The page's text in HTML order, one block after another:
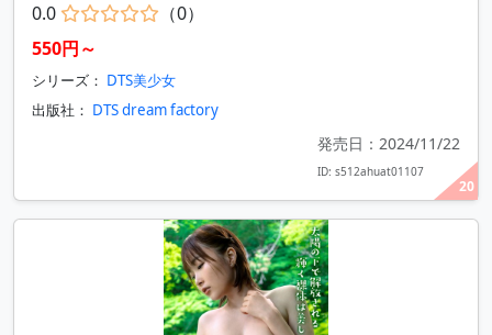
20
0.0
（0）
550円～
シリーズ： DTS美少女
出版社： DTS dream factory
発売日：2024/11/22
ID: s512ahuat01107